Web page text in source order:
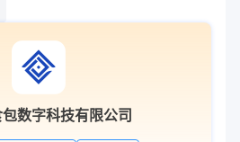
数字科技有限公司